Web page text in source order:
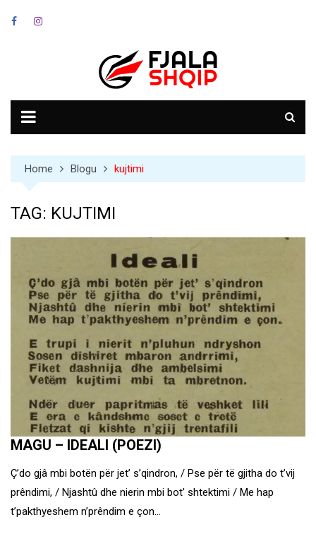
Home Blogu kujtimi
TAG: KUJTIMI
MAGU – IDEALI (POEZI)
Ç’do gjâ mbi botën për jet’ s’qindron, / Pse për të gjitha do t’vij
prêndimi, / Njashtû dhe nierin mbi bot’ shtektimi / Me hap
t’pakthyeshem n’prêndim e çon…